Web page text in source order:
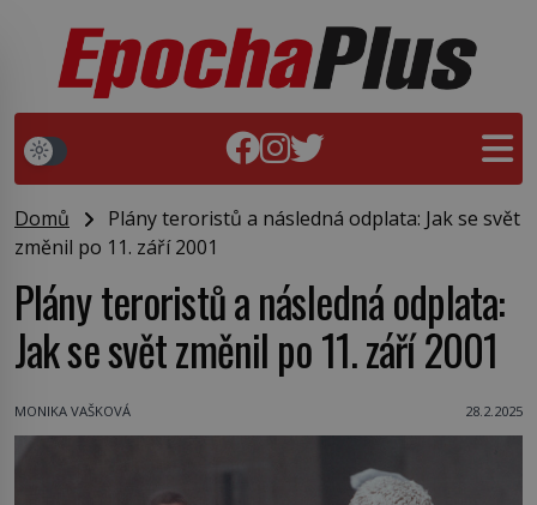
Domů
Plány teroristů a následná odplata: Jak se svět
změnil po 11. září 2001
Plány teroristů a následná odplata:
Jak se svět změnil po 11. září 2001
MONIKA VAŠKOVÁ 28.2.2025